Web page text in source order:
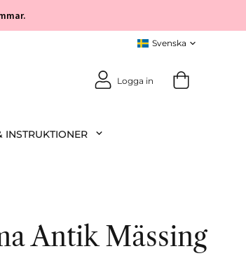
Logga in
INSTRUKTIONER
Antik Mässing